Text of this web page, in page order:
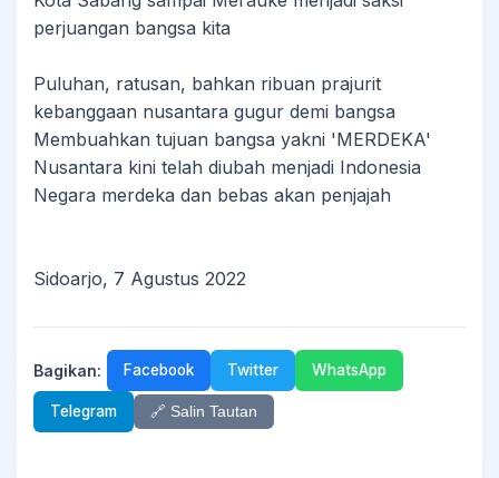
perjuangan bangsa kita
Puluhan, ratusan, bahkan ribuan prajurit
kebanggaan nusantara gugur demi bangsa
Membuahkan tujuan bangsa yakni 'MERDEKA'
Nusantara kini telah diubah menjadi Indonesia
Negara merdeka dan bebas akan penjajah
Sidoarjo, 7 Agustus 2022
Bagikan: Facebook Twitter WhatsApp
Telegram 🔗 Salin Tautan